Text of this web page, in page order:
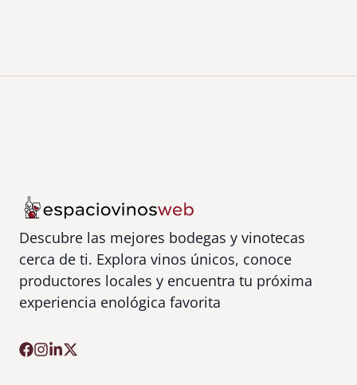
Descubre las mejores bodegas y vinotecas
cerca de ti. Explora vinos únicos, conoce
productores locales y encuentra tu próxima
experiencia enológica favorita